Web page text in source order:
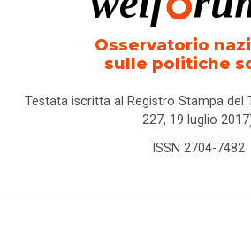
Osservatorio
sulle politiche
Testata iscritta al Registro Stampa del
227, 19 luglio
ISSN 2704-7482